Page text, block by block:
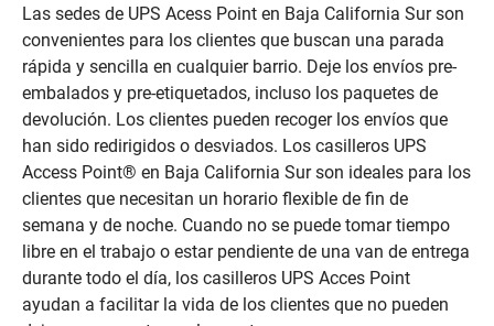
Las sedes de UPS Acess Point en Baja California Sur son
convenientes para los clientes que buscan una parada
rápida y sencilla en cualquier barrio. Deje los envíos pre-
embalados y pre-etiquetados, incluso los paquetes de
devolución. Los clientes pueden recoger los envíos que
han sido redirigidos o desviados. Los casilleros UPS
Access Point® en Baja California Sur son ideales para los
clientes que necesitan un horario flexible de fin de
semana y de noche. Cuando no se puede tomar tiempo
libre en el trabajo o estar pendiente de una van de entrega
durante todo el día, los casilleros UPS Acces Point
ayudan a facilitar la vida de los clientes que no pueden